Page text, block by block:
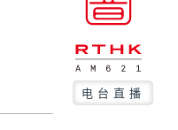
电台直播